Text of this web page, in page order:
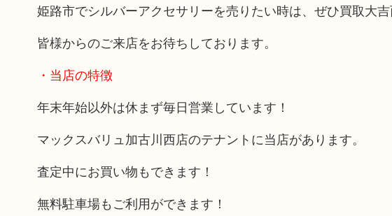
姫路市でシルバーアクセサリーを売りたい時は、ぜひ買取大
皆様からのご来店をお待ちしております。
・当店の特徴
年末年始以外は休まず毎日営業しています！
マックスバリュ加古川西店のテナントに当店があります。
査定中にお買い物もできます！
無料駐車場もご利用ができます！